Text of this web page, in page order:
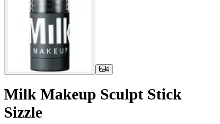
4
Milk Makeup Sculpt Stick
Sizzle